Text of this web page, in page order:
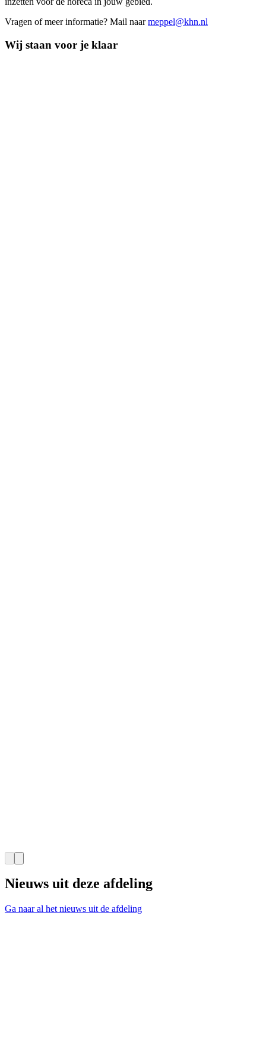
Vragen of meer informatie? Mail naarmeppel@khn.nl
Wij staan voor je klaar
Nieuws uit deze afdeling
Ga naar al het nieuws uit de afdeling